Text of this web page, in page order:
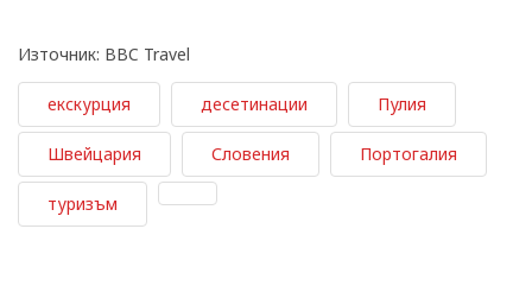
Източник: BBC Travel
екскурция десетинации Пулия
Швейцария Словения Портогалия
туризъм